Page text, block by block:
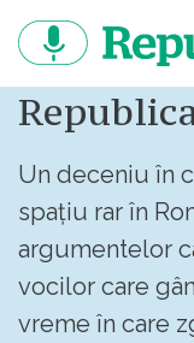
continut
Un deceniu în
spațiu rar în
argumentelor
vocilor care
vreme în care